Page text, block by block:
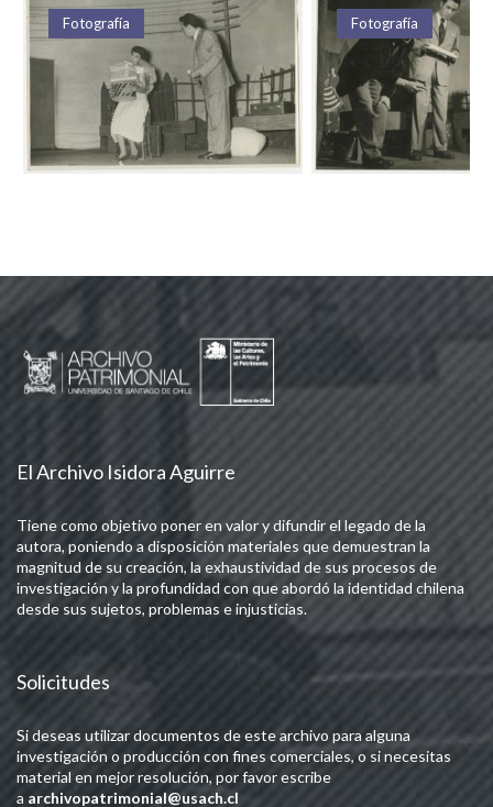
Fotografía Fotografía
El Archivo Isidora Aguirre
Tiene como objetivo poner en valor y difundir el legado de la
autora, poniendo a disposición materiales que demuestran la
magnitud de su creación, la exhaustividad de sus procesos de
investigación y la profundidad con que abordó la identidad chilena
desde sus sujetos, problemas e injusticias.
Solicitudes
Si deseas utilizar documentos de este archivo para alguna
investigación o producción con fines comerciales, o si necesitas
material en mejor resolución, por favor escribe
a archivopatrimonial@usach.cl